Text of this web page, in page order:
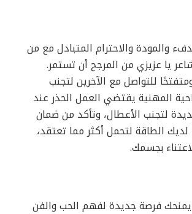
والمودة والاحترام المتبادل مع من
يا عزيزي من المرجح أن تستمر.
للتواصل مع الآخرين لتجنب
المهنية يقتضي العمل الحذر عند
لتجنب الأعطال، وتأكد من ضمان
لديك الطاقة لتحمل أكثر مما تعتقد،
بجسمك.
يمنحك فرصة جديدة لفهم الحب والفن